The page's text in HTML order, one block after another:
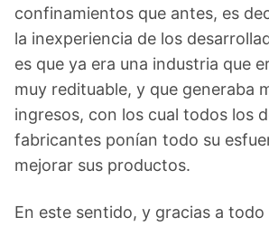
confinamientos que antes, es
la inexperiencia de los
es que ya era una industria que
muy redituable, y que generaba
ingresos, con los cual todos los
fabricantes ponían todo su
mejorar sus productos.
En este sentido, y gracias a todo